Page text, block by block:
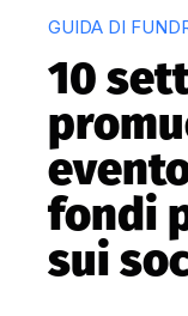
GUIDA DI
10
fondi
sui